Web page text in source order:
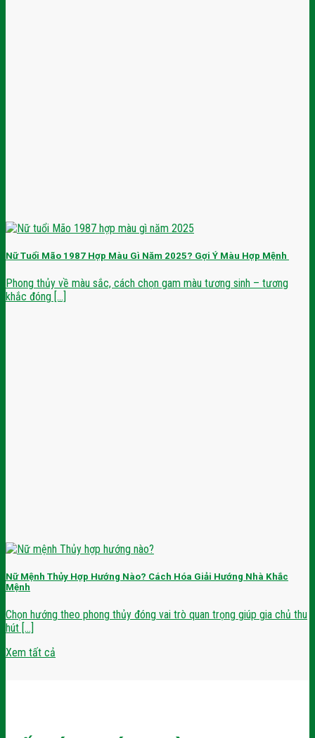
Nữ Tuổi Mão 1987 Hợp Màu Gì Năm 2025? Gợi Ý Màu Hợp Mệnh
Phong thủy về màu sắc, cách chọn gam màu tương sinh – tương
khắc đóng [...]
Nữ Mệnh Thủy Hợp Hướng Nào? Cách Hóa Giải Hướng Nhà Khắc
Mệnh
Chọn hướng theo phong thủy đóng vai trò quan trọng giúp gia chủ thu
hút [...]
Xem tất cả